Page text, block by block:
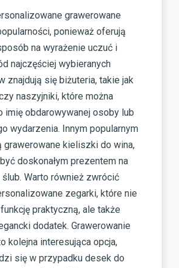
grawerowane
ponieważ oferują
na wyrażenie uczuć i
najczęściej wybieranych
znajdują się biżuteria, takie jak
naszyjniki, które można
imię obdarowywanej osoby lub
wydarzenia. Innym popularnym
grawerowane kieliszki do wina,
doskonałym prezentem na
Warto również zwrócić
zegarki, które nie
praktyczną, ale także
dodatek. Grawerowanie
kolejna interesująca opcja,
się w przypadku desek do